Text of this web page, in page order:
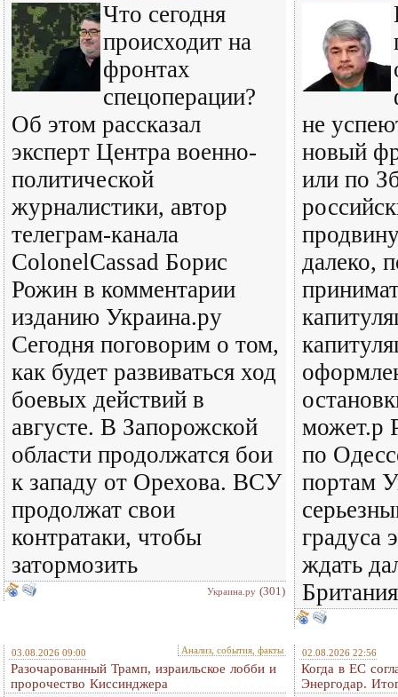
Что сегодня
происходит на
фронтах
спецоперации?
Об этом рассказал
эксперт Центра военно-
политической
журналистики, автор
телеграм-канала
ColonelCassad Борис
Рожин в комментарии
изданию Украина.ру
Сегодня поговорим о том,
как будет развиваться ход
боевых действий в
августе. В Запорожской
области продолжатся бои
к западу от Орехова. ВСУ
продолжат свои
контратаки, чтобы
затормозить
Украина.ру (301)
не
новый
или по
далеко,
может.р
по
портам
градуса
ждать
03.08.2026 09:00 Анализ, события, факты
Разочарованный Трамп, израильское лобби и
пророчество Киссинджера
02.08.2026 22:56
Когда в ЕС
Энергодар.